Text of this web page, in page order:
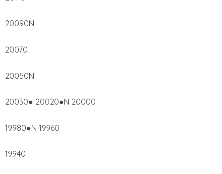
20090N
20070
20050N
20030● 20020●N 20000
19980●N 19960
19940